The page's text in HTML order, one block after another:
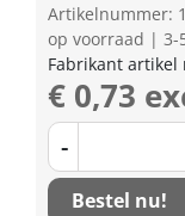
Artikelnummer:
op voorraad | 3-
Fabrikant artikel
€ 0,73
-
Bestel nu!